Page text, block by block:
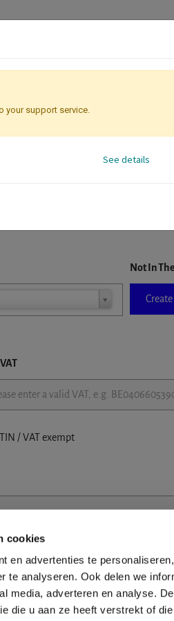
cookies
en advertenties te
te analyseren. Ook delen we
media, adverteren en analyse.
die u aan ze heeft verstrekt of
a company is selected it will auto-
Not In
TIN / VAT exempt
your support service.
See details